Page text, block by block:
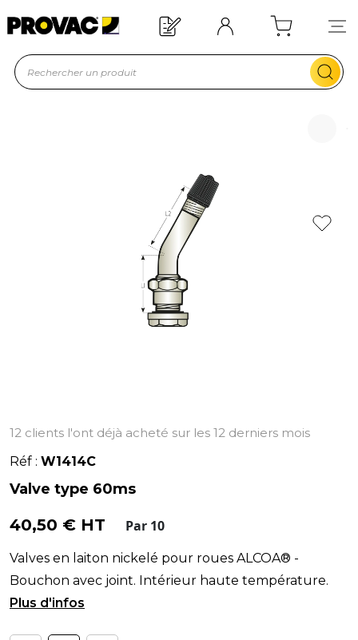
Offre de bienvenue : 20€ offerts !
En savoir plus
12 clients l'ont déjà acheté sur les 12 derniers mois
Réf : W1414C
Valve type 60ms
40,50 € HT Par 10
Valves en laiton nickelé pour roues ALCOA® -
Bouchon avec joint. Intérieur haute température.
Couple de serrage : 12 à 25Nm.